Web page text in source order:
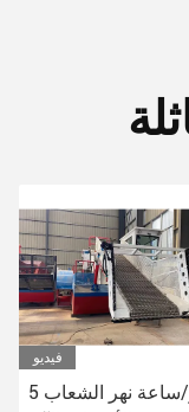
فيديو
5 كيلومتر/ساعة نهر الشعاب